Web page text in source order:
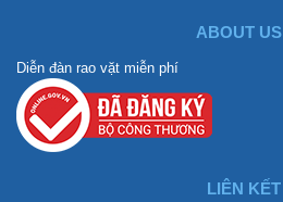
ABOUT US
Diễn đàn rao vặt miễn phí
LIÊN KẾT